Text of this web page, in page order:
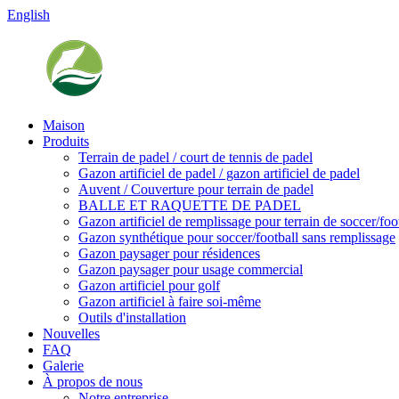
English
Maison
Produits
Terrain de padel / court de tennis de padel
Gazon artificiel de padel / gazon artificiel de padel
Auvent / Couverture pour terrain de padel
BALLE ET RAQUETTE DE PADEL
Gazon artificiel de remplissage pour terrain de soccer/
Gazon synthétique pour soccer/football sans remplissage
Gazon paysager pour résidences
Gazon paysager pour usage commercial
Gazon artificiel pour golf
Gazon artificiel à faire soi-même
Outils d'installation
Nouvelles
FAQ
Galerie
À propos de nous